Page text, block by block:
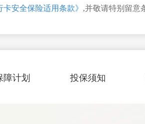
卡安全保险适用条款》 ,并敬请特别留意
障计划 投保须知